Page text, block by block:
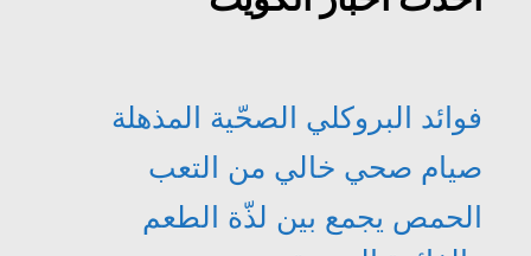
فوائد البروكلي الصحّية المذهلة
صيام صحي خالي من التعب
الحمص يجمع بين لذّة الطعم